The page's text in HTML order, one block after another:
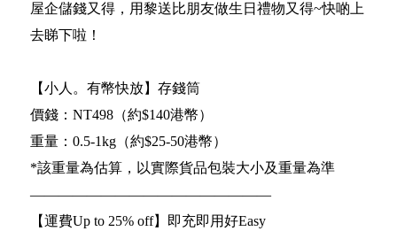
屋企儲錢又得，用黎送比朋友做生日禮物又得~快啲上
去睇下啦！
【小人。有幣快放】存錢筒
價錢：NT498（約$140港幣）
重量：0.5-1kg（約$25-50港幣）
*該重量為估算，以實際貨品包裝大小及重量為準
—————————————————
【運費Up to 25% off】即充即用好Easy